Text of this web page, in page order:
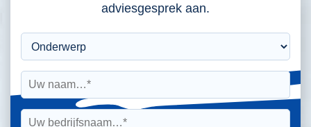
adviesgesprek aan.